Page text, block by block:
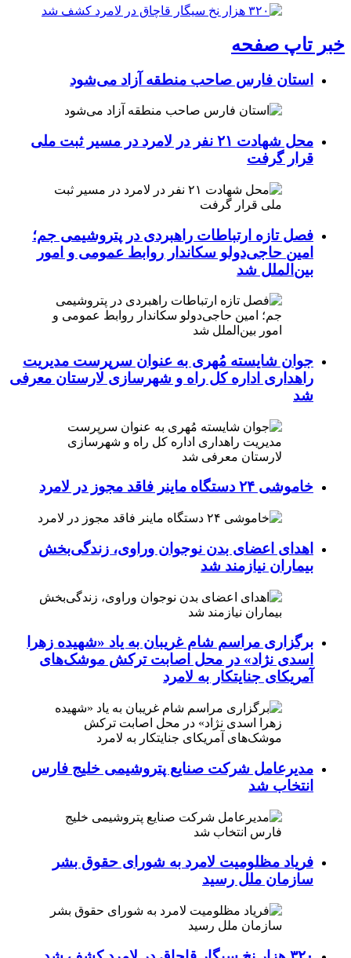
خبر تاپ صفحه
استان فارس صاحب منطقه آزاد می‌شود
محل شهادت ۲۱ نفر در لامرد در مسیر ثبت ملی
قرار گرفت
فصل تازه ارتباطات راهبردی در پتروشیمی جم؛
امین حاجی‌دولو سکاندار روابط عمومی و امور
بین‌الملل شد
جوان شایسته مُهری به عنوان سرپرست مدیریت
راهداری اداره کل راه و شهرسازی لارستان معرفی
شد
خاموشی ۲۴ دستگاه ماینر فاقد مجوز در لامرد
اهدای اعضای بدن نوجوان وراوی، زندگی‌بخش
بیماران نیازمند شد
برگزاری مراسم شام غریبان به یاد «شهیده زهرا
اسدی نژاد» در محل اصابت ترکش موشک‌های
آمریکای جنایتکار به لامرد
مدیرعامل شرکت صنایع پتروشیمی خلیج فارس
انتخاب شد
فریاد مظلومیت لامرد به شورای حقوق بشر
سازمان ملل رسید